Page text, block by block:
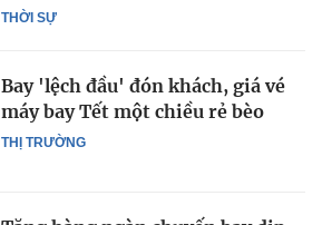
THỜI SỰ
THỊ TRƯỜNG
Bay 'lệch đầu' đón khách, giá vé
máy bay Tết một chiều rẻ bèo